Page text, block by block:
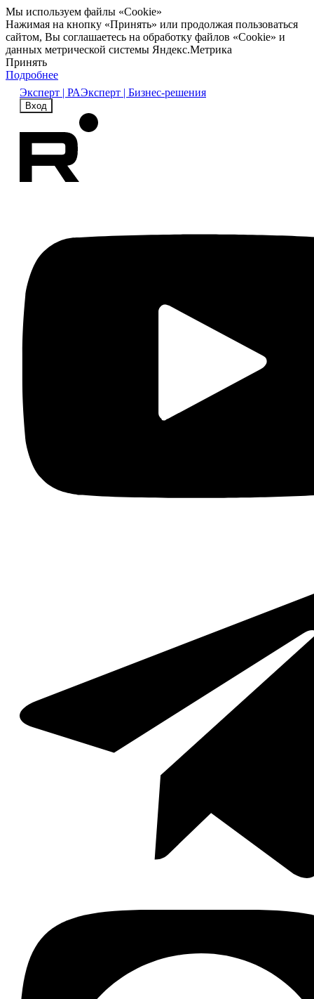
Мы используем файлы «Cookie»
Нажимая на кнопку «Принять» или продолжая пользоваться
сайтом, Вы соглашаетесь на обработку файлов «Cookie» и
данных метрической системы Яндекс.Метрика
Принять
Подробнее
Эксперт | РАЭксперт | Бизнес-решения
Вход